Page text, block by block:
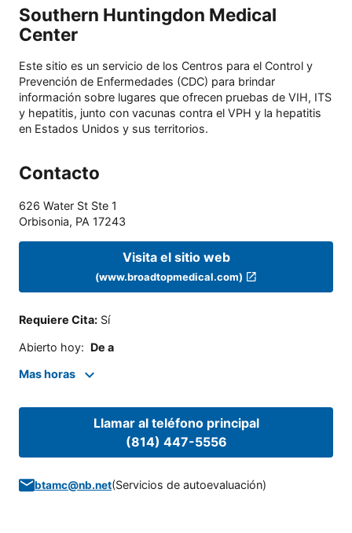
Southern Huntingdon Medical
Center
Este sitio es un servicio de los Centros para el Control y
Prevención de Enfermedades (CDC) para brindar
información sobre lugares que ofrecen pruebas de VIH, ITS
y hepatitis, junto con vacunas contra el VPH y la hepatitis
en Estados Unidos y sus territorios.
Contacto
626 Water St Ste 1
Orbisonia, PA 17243
Visita el sitio web
(www.broadtopmedical.com)
Requiere Cita: Sí
Abierto hoy: De a
Mas horas
Llamar al teléfono principal
(814) 447-5556
btamc@nb.net(Servicios de autoevaluación)